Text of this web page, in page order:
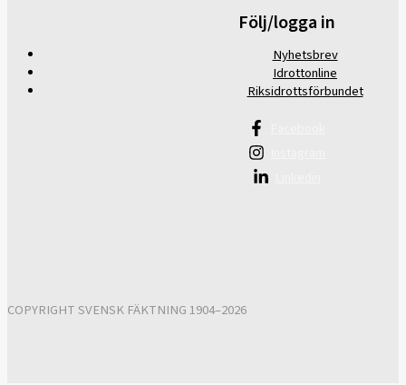
Följ/logga in
Nyhetsbrev
Idrottonline
Riksidrottsförbundet
COPYRIGHT SVENSK FÄKTNING 1904–2026